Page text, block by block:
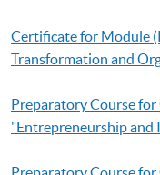
Certificate for Module
Transformation and
Preparatory Course
"Entrepreneurship and